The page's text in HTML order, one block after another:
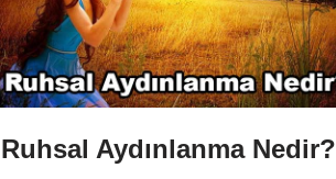
Ruhsal Aydınlanma Nedir?